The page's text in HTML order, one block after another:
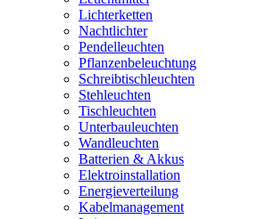
Lichterketten
Nachtlichter
Pendelleuchten
Pflanzenbeleuchtung
Schreibtischleuchten
Stehleuchten
Tischleuchten
Unterbauleuchten
Wandleuchten
Batterien & Akkus
Elektroinstallation
Energieverteilung
Kabelmanagement